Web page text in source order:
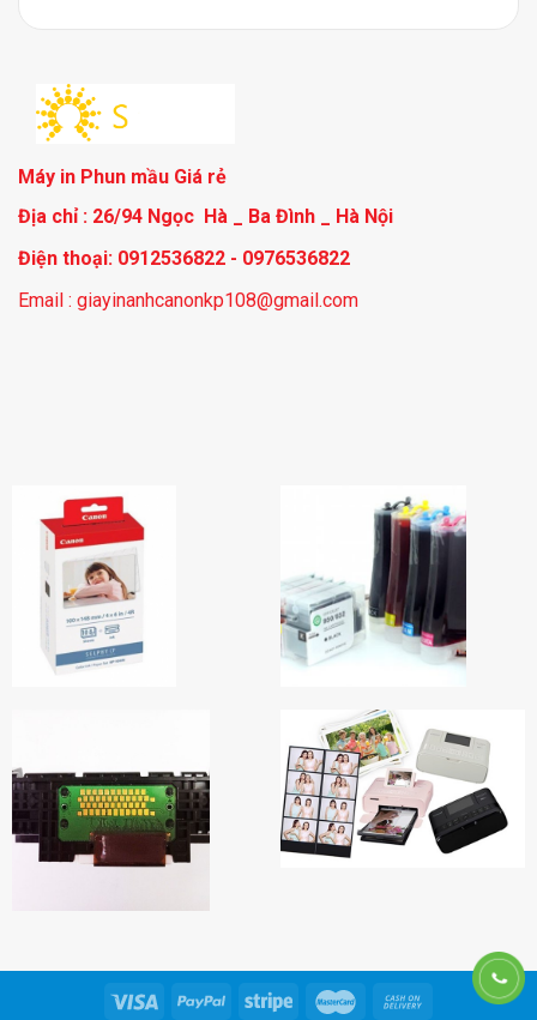
Máy in Phun mầu Giá rẻ
Địa chỉ : 26/94 Ngọc Hà _ Ba Đình _ Hà Nội
Điện thoại: 0912536822 - 0976536822
Email : giayinanhcanonkp108@gmail.com